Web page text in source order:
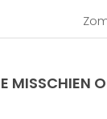
MISSCHIEN